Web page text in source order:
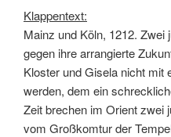
Klappentext:
Mainz und Köln, 1212. Zwei
gegen ihre arrangierte
Kloster und Gisela nicht mit
werden, dem ein
Zeit brechen im Orient zwei
vom Großkomtur der